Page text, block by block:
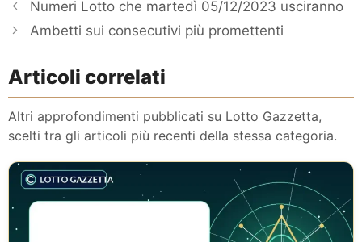
Numeri Lotto che martedì 05/12/2023 usciranno
Ambetti sui consecutivi più promettenti
Articoli correlati
Altri approfondimenti pubblicati su Lotto Gazzetta,
scelti tra gli articoli più recenti della stessa categoria.